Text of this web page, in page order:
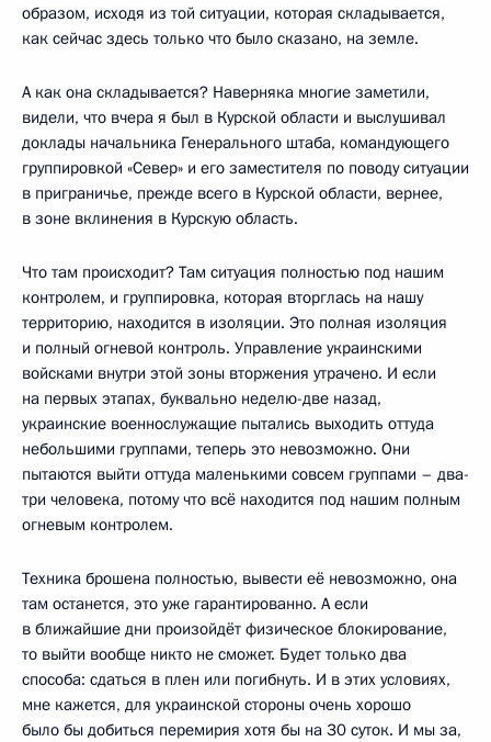
образом, исходя из той ситуации, которая складывается,
как сейчас здесь только что было сказано, на земле.
А как она складывается? Наверняка многие заметили,
видели, что вчера я был в Курской области и выслушивал
доклады начальника Генерального штаба, командующего
группировкой «Север» и его заместителя по поводу ситуации
в приграничье, прежде всего в Курской области, вернее,
в зоне вклинения в Курскую область.
Что там происходит? Там ситуация полностью под нашим
контролем, и группировка, которая вторглась на нашу
территорию, находится в изоляции. Это полная изоляция
и полный огневой контроль. Управление украинскими
войсками внутри этой зоны вторжения утрачено. И если
на первых этапах, буквально неделю-две назад,
украинские военнослужащие пытались выходить оттуда
небольшими группами, теперь это невозможно. Они
пытаются выйти оттуда маленькими совсем группами – два-
три человека, потому что всё находится под нашим полным
огневым контролем.
Техника брошена полностью, вывести её невозможно, она
там останется, это уже гарантированно. А если
в ближайшие дни произойдёт физическое блокирование,
то выйти вообще никто не сможет. Будет только два
способа: сдаться в плен или погибнуть. И в этих условиях,
мне кажется, для украинской стороны очень хорошо
было бы добиться перемирия хотя бы на 30 суток. И мы за,